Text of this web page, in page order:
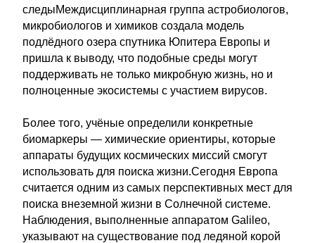
следыМеждисциплинарная группа астробиологов,
микробиологов и химиков создала модель
подлёдного озера спутника Юпитера Европы и
пришла к выводу, что подобные среды могут
поддерживать не только микробную жизнь, но и
полноценные экосистемы с участием вирусов.
Более того, учёные определили конкретные
биомаркеры — химические ориентиры, которые
аппараты будущих космических миссий смогут
использовать для поиска жизни.Сегодня Европа
считается одним из самых перспективных мест для
поиска внеземной жизни в Солнечной системе.
Наблюдения, выполненные аппаратом Galileo,
указывают на существование под ледяной корой